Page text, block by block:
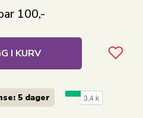
100,-
I KURV
5 dager